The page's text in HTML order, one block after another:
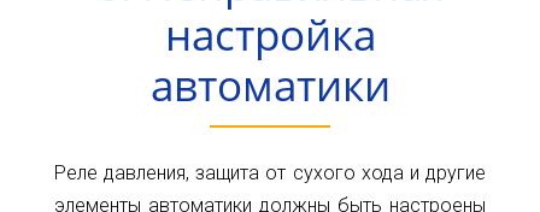
настройка
автоматики
Реле давления, защита от сухого хода и другие
элементы автоматики должны быть настроены